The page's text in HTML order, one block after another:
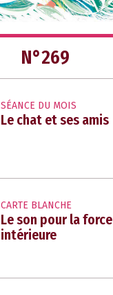
N°269
SÉANCE DU MOIS
Le chat et ses amis
CARTE BLANCHE
Le son pour la force
intérieure